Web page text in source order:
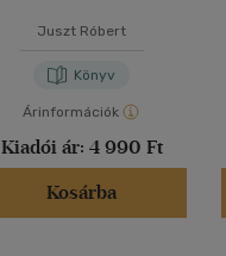
Juszt Róbert
Könyv
Árinformációk
Kiadói ár: 4 990 Ft
Kosárba